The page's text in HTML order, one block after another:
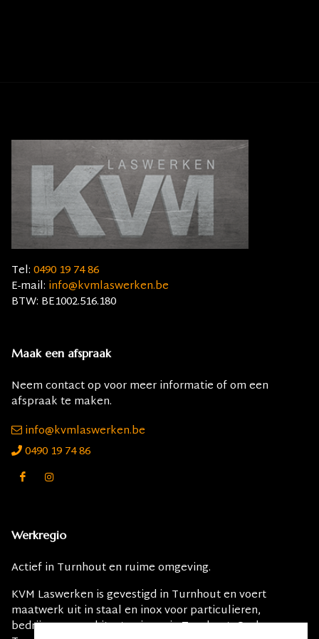
Tel:0490 19 74 86
E-mail: info@kvmlaswerken.be
BTW: BE1002.516.180
Maak een afspraak
Neem contact op voor meer informatie of om een
afspraak te maken.
info@kvmlaswerken.be
0490 19 74 86
Werkregio
Actief in Turnhout en ruime omgeving.
KVM Laswerken is gevestigd in Turnhout en voert
maatwerk uit in staal en inox voor particulieren,
bedrijven en architecten in regio Turnhout, Oud-